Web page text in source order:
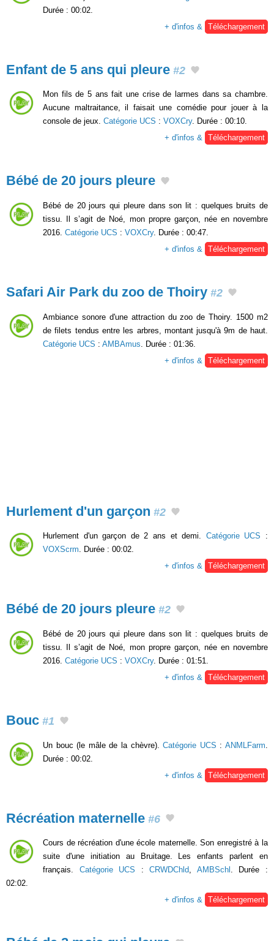
Durée : 00:02.
+ d'infos &
Téléchargement
Enfant de 5 ans qui pleure #2
Mon fils de 5 ans fait une crise de larmes dans sa chambre.
Aucune maltraitance, il faisait une comédie pour jouer à la
console de jeux. Catégorie UCS : VOXCry. Durée : 00:10.
+ d'infos & Téléchargement
Bébé de 20 jours pleure
Bébé de 20 jours qui pleure dans son lit : quelques bruits de
tissu. Il s’agit de Noé, mon propre garçon, née en novembre
2016. Catégorie UCS : VOXCry. Durée : 00:47.
+ d'infos & Téléchargement
Safari Air Park du zoo de Thoiry #2
Ambiance sonore d'une attraction du zoo de Thoiry. 1500 m2
de filets tendus entre les arbres, montant jusqu'à 9m de haut.
Catégorie UCS : AMBAmus . Durée : 01:36.
+ d'infos &
Téléchargement
Hurlement d'un garçon #2
Hurlement d'un garçon de 2 ans et demi. Catégorie UCS :
VOXScrm. Durée : 00:02.
+ d'infos & Téléchargement
Bébé de 20 jours pleure #2
Bébé de 20 jours qui pleure dans son lit : quelques bruits de
tissu. Il s’agit de Noé, mon propre garçon, née en novembre
2016. Catégorie UCS : VOXCry. Durée : 01:51.
+ d'infos & Téléchargement
Bouc #1
Un bouc (le mâle de la chèvre).Catégorie UCS :ANMLFarm
Durée : 00:02.
+ d'infos &
Téléchargement
Récréation maternelle #6
Cours de récréation d'une école maternelle. Son enregistré à la
suite d'une initiation au Bruitage. Les enfants parlent en
français. Catégorie UCS :CRWDChld, AMBSchl . Durée :
02:02.
+ d'infos & Téléchargement